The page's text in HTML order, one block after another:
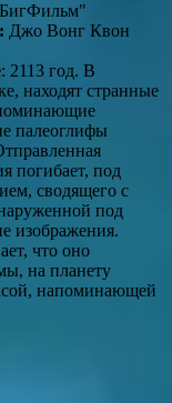
Джо Вонг Квон
: 2113 год. В
находят странные
палеоглифы
погибает, под
сводящего с
под
изображения.
что оно
на планету
напоминающей